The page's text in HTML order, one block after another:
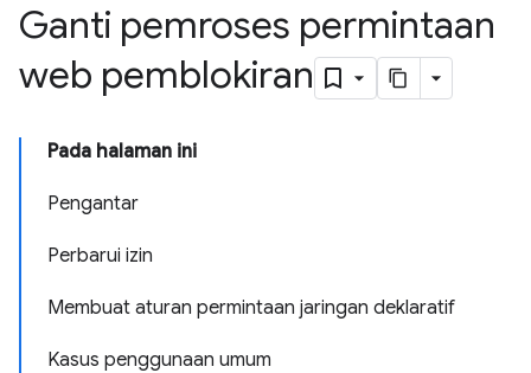
Ganti pemroses permintaan
web pemblokiran
Pada halaman ini
Pengantar
Perbarui izin
Membuat aturan permintaan jaringan deklaratif
Kasus penggunaan umum